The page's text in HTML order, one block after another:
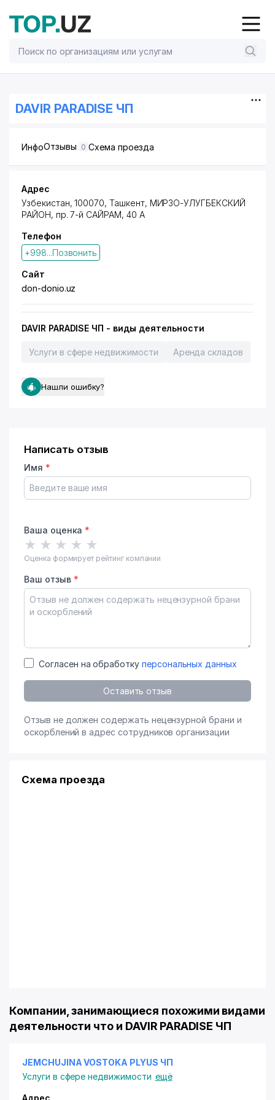
DAVIR PARADISE ЧП
ИнфоОтзывы 0 Схема проезда
Адрес
Узбекистан, 100070, Ташкент, МИРЗО-УЛУГБЕКСКИЙ
РАЙОН, пр. 7-й САЙРАМ, 40 А
Телефон
+998...Позвонить
Сайт
don-donio.uz
DAVIR PARADISE ЧП - виды деятельности
Услуги в сфере недвижимости Аренда складов
Нашли ошибку?
Написать отзыв
Имя *
Ваша оценка *
★ ★ ★ ★ ★
Оценка формирует рейтинг компании
Ваш отзыв *
Согласен на обработку персональных данных
Оставить отзыв
Отзыв не должен содержать нецензурной брани и
оскорблений в адрес сотрудников организации
Схема проезда
Компании, занимающиеся похожими видами
деятельности что и DAVIR PARADISE ЧП
JEMCHUJINA VOSTOKA PLYUS ЧП
Услуги в сфере недвижимости ещё
Адрес